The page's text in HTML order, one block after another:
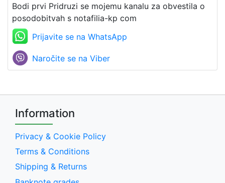
Bodi prvi Pridruzi se mojemu kanalu za obvestila o
posodobitvah s notafilia-kp com
Prijavite se na WhatsApp
Naročite se na Viber
Information
Privacy & Cookie Policy
Terms & Conditions
Shipping & Returns